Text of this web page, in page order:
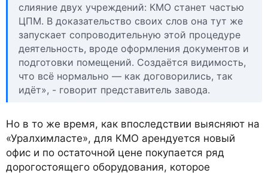
слияние двух учреждений: КМО станет частью
ЦПМ. В доказательство своих слов она тут же
запускает сопроводительную этой процедуре
деятельность, вроде оформления документов и
подготовки помещений. Создаётся видимость,
что всё нормально — как договорились, так
идёт», - говорит представитель завода.
Но в то же время, как впоследствии выясняют на
«Уралхимласте», для КМО арендуется новый
офис и по остаточной цене покупается ряд
дорогостоящего оборудования, которое